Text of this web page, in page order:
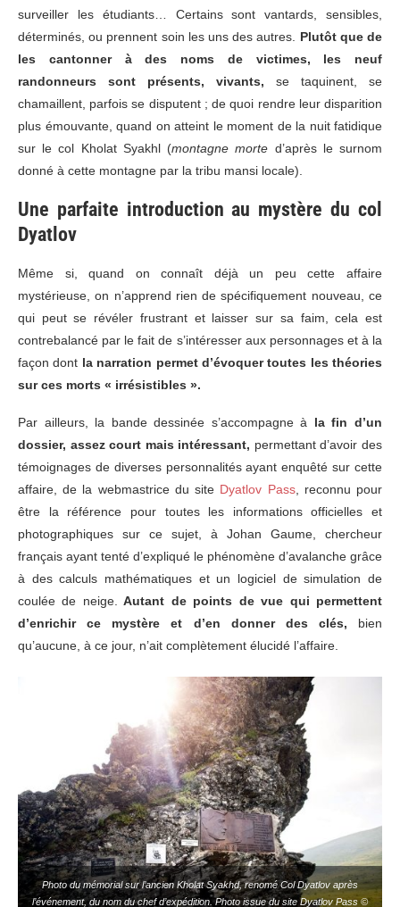
surveiller les étudiants… Certains sont vantards, sensibles,
déterminés, ou prennent soin les uns des autres. Plutôt que de
les cantonner à des noms de victimes, les neuf
randonneurs sont présents, vivants, se taquinent, se
chamaillent, parfois se disputent ; de quoi rendre leur disparition
plus émouvante, quand on atteint le moment de la nuit fatidique
sur le col Kholat Syakhl (montagne morte d’après le surnom
donné à cette montagne par la tribu mansi locale).
Une parfaite introduction au mystère du col
Dyatlov
Même si, quand on connaît déjà un peu cette affaire
mystérieuse, on n’apprend rien de spécifiquement nouveau, ce
qui peut se révéler frustrant et laisser sur sa faim, cela est
contrebalancé par le fait de s’intéresser aux personnages et à la
façon dont la narration permet d’évoquer toutes les théories
sur ces morts « irrésistibles ».
Par ailleurs, la bande dessinée s’accompagne à la fin d’un
dossier, assez court mais intéressant, permettant d’avoir des
témoignages de diverses personnalités ayant enquêté sur cette
affaire, de la webmastrice du site Dyatlov Pass, reconnu pour
être la référence pour toutes les informations officielles et
photographiques sur ce sujet, à Johan Gaume, chercheur
français ayant tenté d’expliqué le phénomène d’avalanche grâce
à des calculs mathématiques et un logiciel de simulation de
coulée de neige.
Autant de points de vue qui permettent
d’enrichir ce mystère et d’en donner des clés, bien
qu’aucune, à ce jour, n’ait complètement élucidé l’affaire.
Photo du mémorial sur l’ancien Kholat Syakhd, renomé Col Dyatlov après
l’événement, du nom du chef d’expédition. Photo issue du site Dyatlov Pass ©